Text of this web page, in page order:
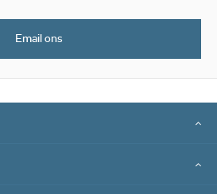
Email ons